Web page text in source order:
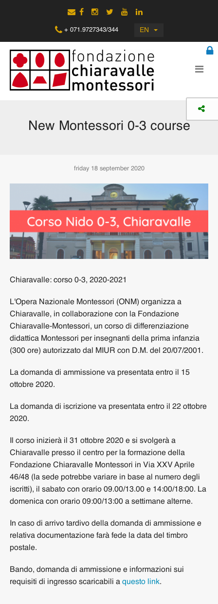
+ 071.9727343/344 EN
New Montessori 0-3 course
friday 18 september 2020
Chiaravalle: corso 0-3, 2020-2021
L'Opera Nazionale Montessori (ONM) organizza a
Chiaravalle, in collaborazione con la Fondazione
Chiaravalle-Montessori, un corso di differenziazione
didattica Montessori per insegnanti della prima infanzia
(300 ore) autorizzato dal MIUR con D.M. del 20/07/2001.
La domanda di ammissione va presentata entro il 15
ottobre 2020.
La domanda di iscrizione va presentata entro il 22 ottobre
2020.
Il corso inizierà il 31 ottobre 2020 e si svolgerà a
Chiaravalle presso il centro per la formazione della
Fondazione Chiaravalle Montessori in Via XXV Aprile
46/48 (la sede potrebbe variare in base al numero degli
iscritti), il sabato con orario 09.00/13.00 e 14:00/18:00. La
domenica con orario 09:00/13:00 a settimane alterne.
In caso di arrivo tardivo della domanda di ammissione e
relativa documentazione farà fede la data del timbro
postale.
Bando, domanda di ammissione e informazioni sui
requisiti di ingresso scaricabili a questo link.